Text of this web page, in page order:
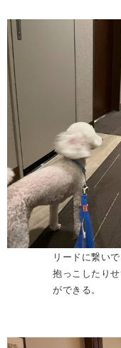
リードに繋い
抱っこしたり
ができる。